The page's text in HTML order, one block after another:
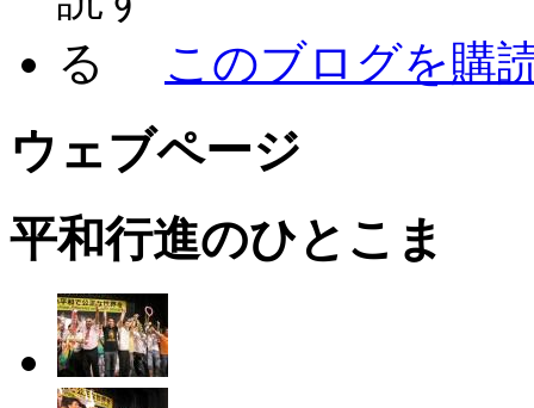
このブログを購
ウェブページ
平和行進のひとこま